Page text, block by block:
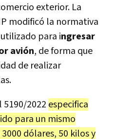
exterior. La
modificó la normativa
para ingresar
avión, de forma que
de realizar
5190/2022 especifica
para un mismo
dólares, 50 kilos y